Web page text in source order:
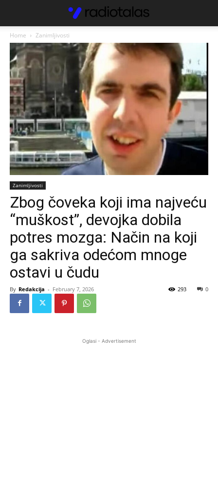
Home Zanimljivosti
Zanimljivosti
Zbog čoveka koji ima najveću
“muškost”, devojka dobila
potres mozga: Način na koji
ga sakriva odećom mnoge
ostavi u čudu
By Redakcija - February 7, 2026 0
293
Oglasi - Advertisement